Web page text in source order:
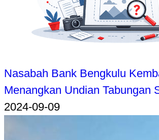
Nasabah Bank Bengkulu
Menangkan Undian Tabungan
2024-09-09